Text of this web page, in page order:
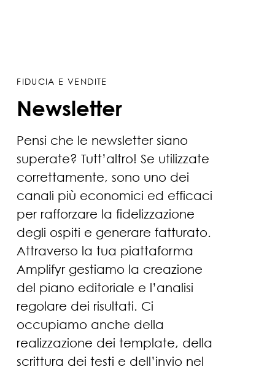
FIDUCIA E VENDITE
Newsletter
Pensi che le newsletter siano
superate? Tutt’altro! Se utilizzate
correttamente, sono uno dei
canali più economici ed efficaci
per rafforzare la fidelizzazione
degli ospiti e generare fatturato.
Attraverso la tua piattaforma
Amplifyr gestiamo la creazione
del piano editoriale e l’analisi
regolare dei risultati. Ci
occupiamo anche della
realizzazione dei template, della
scrittura dei testi e dell’invio nel